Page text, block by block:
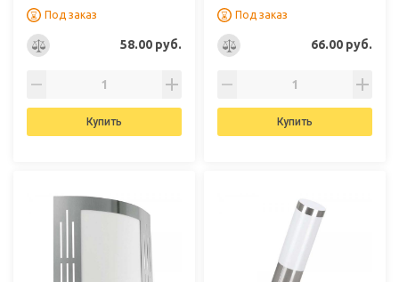
Под заказ
58.00 руб.
Купить
Под заказ
66.00 руб.
Купить